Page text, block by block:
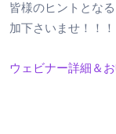
皆様のヒントとな
加下さいませ！！！
ウェビナー詳細＆